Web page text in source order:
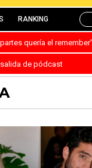
RANKING
quería el remember”
salida de pódcast